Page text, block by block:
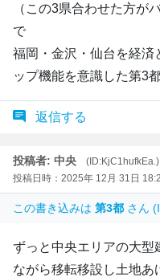
（この3県合わせた方が
で
福岡・金沢・仙台を経済
ップ機能を意識した第3都
返信する
投稿者: 中央
(ID:KjC1hufkEa.)
投稿日時：2025年 12月 31日
この書き込みは 第3都 さん
ずっと中央エリアの大型
ながら移転移設し土地あ